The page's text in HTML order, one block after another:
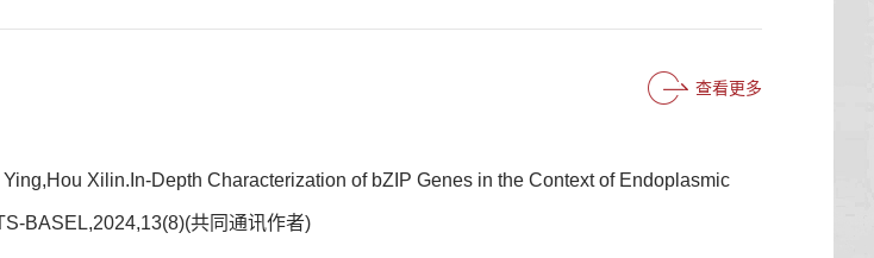
查看更多
Xilin.In-Depth Characterization of bZIP Genes in the Context of Endoplasmic
BASEL,2024,13(8)(共同通讯作者)